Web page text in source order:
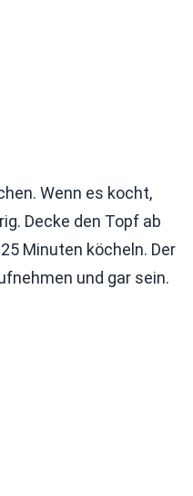
Wenn es kocht,
Decke den Topf ab
Minuten köcheln. Der
und gar sein.